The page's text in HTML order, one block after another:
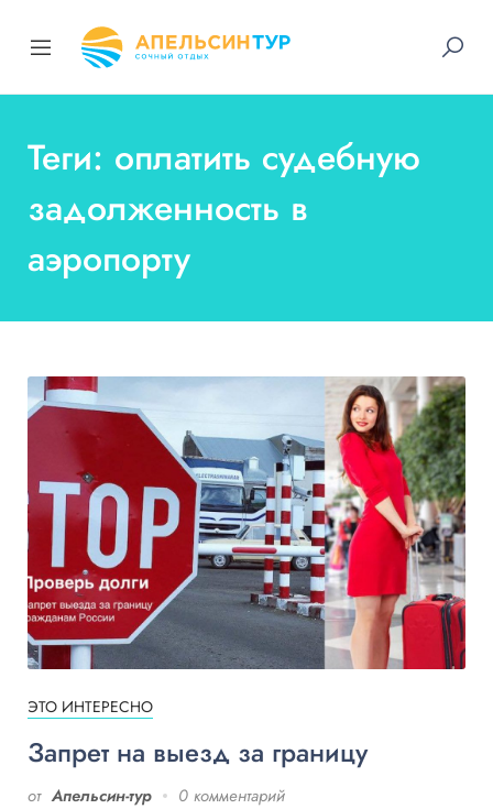
Теги: оплатить судебную
задолженность в
аэропорту
ЭТО ИНТЕРЕСНО
Запрет на выезд за границу
от Апельсин-тур 0 комментарий